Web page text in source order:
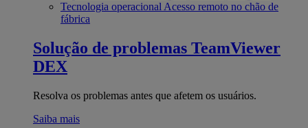
Tecnologia operacional Acesso remoto no chão de
fábrica
Solução de problemas TeamViewer
DEX
Resolva os problemas antes que afetem os usuários.
Saiba mais